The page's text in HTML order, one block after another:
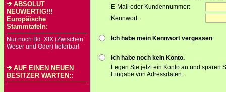
ABSOLUT
NEUWERTIG!!!
Europäische
Stammtafeln:
Nur noch Bd. XIX (Zwischen
Weser und Oder) lieferbar!
AUF EINEN NEUEN
BESITZER WARTEN::
E-Mail oder Kundennummer:
Kennwort:
Ich habe mein Kennwort vergessen
Ich habe noch kein Konto.
Legen Sie jetzt ein Konto an und sparen
Eingabe von Adressdaten.